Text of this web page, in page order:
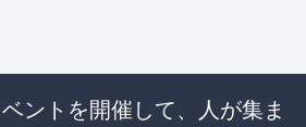
ントを開催して、人が集ま